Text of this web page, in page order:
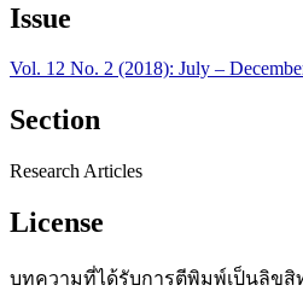
Issue
Vol. 12 No. 2 (2018): July –
Section
Research Articles
License
บทความที่ได้รับการตีพิมพ์เป็นลิขสิ